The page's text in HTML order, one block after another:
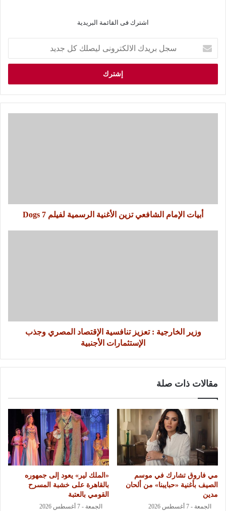
اشترك فى القائمة البريدية
أبيات الإمام الشافعي تزين الأغنية الرسمية لفيلم 7 Dogs
وزير الخارجية : تعزيز تنافسية الإقتصاد المصري وجذب
الإستثمارات الأجنبية
مقالات ذات صلة
مي فاروق تشارك في موسم
الصيف بأغنية «حبايبنا» من ألحان
مدين
الجمعة - 7 أغسطس 2026
«الملك لير» يعود إلى جمهوره
بالقاهرة على خشبة المسرح
القومي بالعتبة
الجمعة - 7 أغسطس 2026